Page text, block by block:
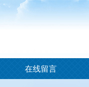
在线留言